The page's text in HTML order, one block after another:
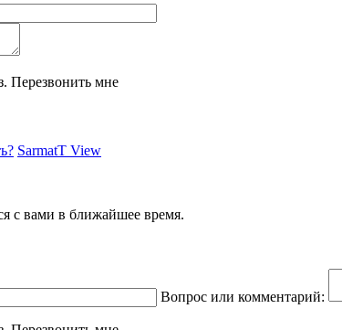
Перезвонить мне
SarmatT View
с вами в ближайшее время.
Вопрос или комментарий: